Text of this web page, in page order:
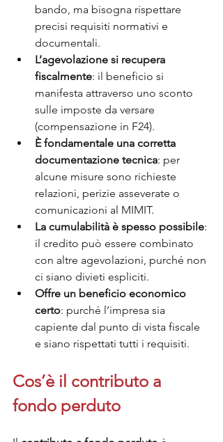
bando, ma bisogna rispettare
precisi requisiti normativi e
documentali.
L’agevolazione si recupera
fiscalmente: il beneficio si
manifesta attraverso uno sconto
sulle imposte da versare
(compensazione in F24).
È fondamentale una corretta
documentazione tecnica: per
alcune misure sono richieste
relazioni, perizie asseverate o
comunicazioni al MIMIT.
La cumulabilità è spesso possibile:
il credito può essere combinato
con altre agevolazioni, purché non
ci siano divieti espliciti.
Offre un beneficio economico
certo: purché l’impresa sia
capiente dal punto di vista fiscale
e siano rispettati tutti i requisiti.
Cos’è il contributo a
fondo perduto